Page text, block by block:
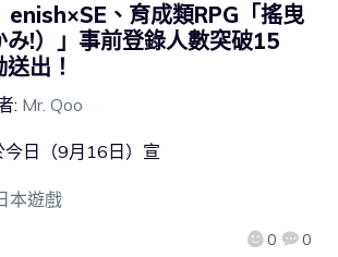
enish×SE、育成類RPG「搖曳
み!）」事前登錄人數突破15
出！
: Mr. Qoo
0 0
今日（9月16日）宣
本遊戲